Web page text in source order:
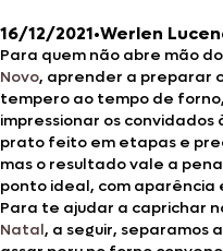
16/12/2021•Werlen
Para quem não abre mão
Novo, aprender a preparar
tempero ao tempo de
impressionar os convidados
prato feito em etapas e
mas o resultado vale a
ponto ideal, com aparência
Para te ajudar a caprichar
Natal, a seguir, separamos